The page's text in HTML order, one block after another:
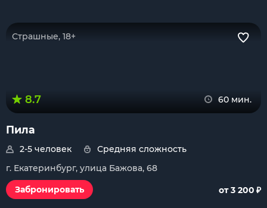
Страшные, 18+
8.7 60 мин.
Пила
2-5 человек
Средняя сложность
г. Екатеринбург, улица Бажова, 68
Забронировать
от 3 200 ₽